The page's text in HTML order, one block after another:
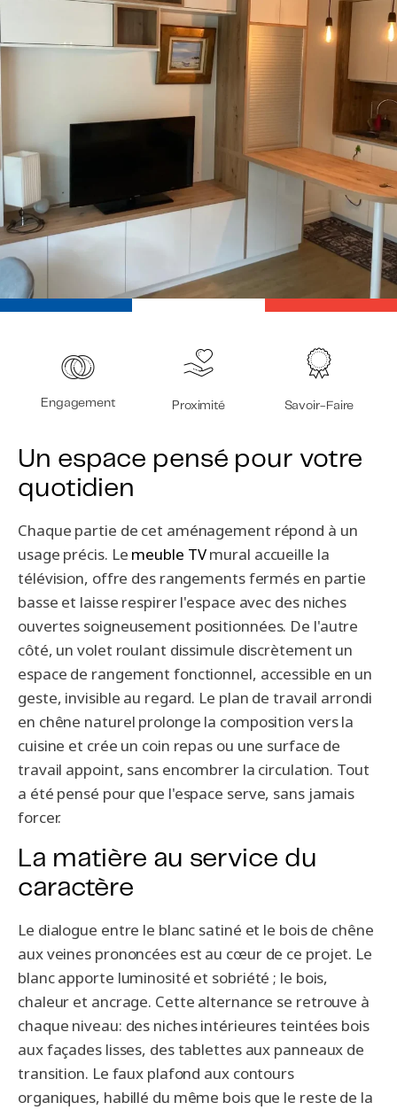
Engagement Proximité Savoir-Faire
Un espace pensé pour votre
quotidien
Chaque partie de cet aménagement répond à un
usage précis. Le meuble TVmural accueille la
télévision, offre des rangements fermés en partie
basse et laisse respirer l'espace avec des niches
ouvertes soigneusement positionnées. De l'autre
côté, un volet roulant dissimule discrètement un
espace de rangement fonctionnel, accessible en un
geste, invisible au regard. Le plan de travail arrondi
en chêne naturel prolonge la composition vers la
cuisine et crée un coin repas ou une surface de
travail appoint, sans encombrer la circulation. Tout
a été pensé pour que l'espace serve, sans jamais
forcer.
La matière au service du
caractère
Le dialogue entre le blanc satiné et le bois de chêne
aux veines prononcées est au cœur de ce projet. Le
blanc apporte luminosité et sobriété ; le bois,
chaleur et ancrage. Cette alternance se retrouve à
chaque niveau: des niches intérieures teintées bois
aux façades lisses, des tablettes aux panneaux de
transition. Le faux plafond aux contours
organiques, habillé du même bois que le reste de la